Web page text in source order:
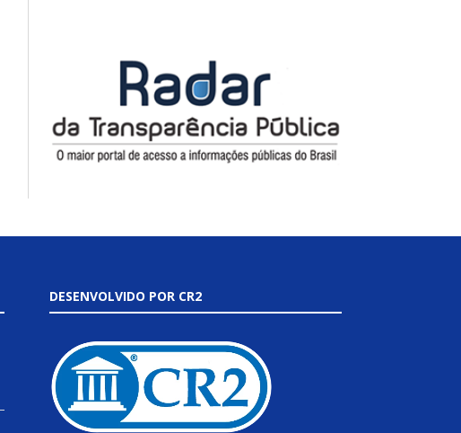
DESENVOLVIDO POR CR2